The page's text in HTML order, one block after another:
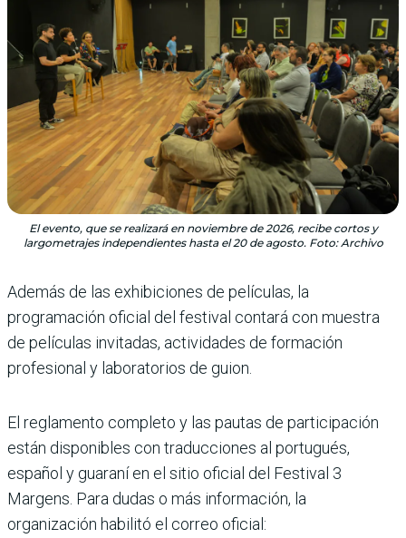
El evento, que se realizará en noviembre de 2026, recibe cortos y
largometrajes independientes hasta el 20 de agosto. Foto: Archivo
Además de las exhibiciones de películas, la
programación oficial del festival contará con muestra
de películas invitadas, actividades de formación
profesional y laboratorios de guion.
El reglamento completo y las pautas de participación
están disponibles con traducciones al portugués,
español y guaraní en el sitio oficial del Festival 3
Margens. Para dudas o más información, la
organización habilitó el correo oficial: